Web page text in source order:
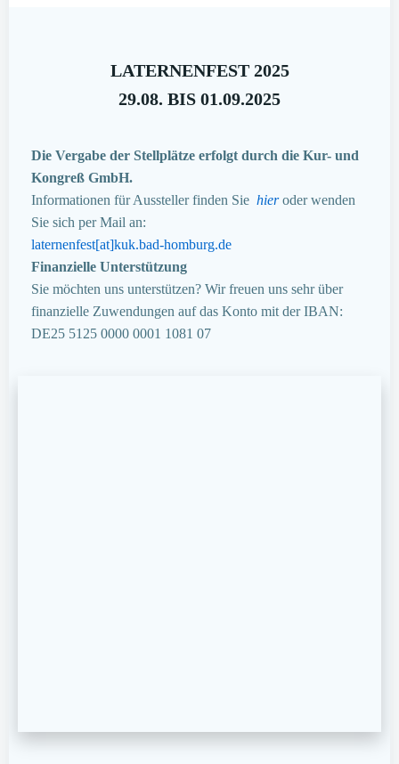
LATERNENFEST 2025
29.08. BIS 01.09.2025
Die Vergabe der Stellplätze erfolgt durch die Kur- und
Kongreß GmbH.
Informationen für Aussteller finden Sie hieroder wenden
Sie sich per Mail an:
laternenfest[at]kuk.bad-homburg.de
Finanzielle Unterstützung
Sie möchten uns unterstützen? Wir freuen uns sehr über
finanzielle Zuwendungen auf das Konto mit der IBAN:
DE25 5125 0000 0001 1081 07